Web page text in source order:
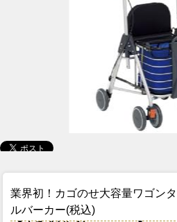
業界初！カゴのせ大容量ワゴン
ルバーカー(税込)